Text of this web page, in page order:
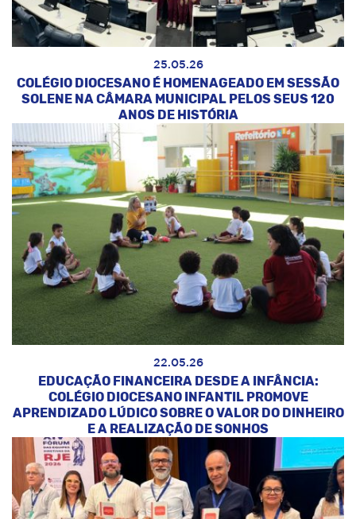
25.05.26
COLÉGIO DIOCESANO É HOMENAGEADO EM SESSÃO
SOLENE NA CÂMARA MUNICIPAL PELOS SEUS 120
ANOS DE HISTÓRIA
22.05.26
EDUCAÇÃO FINANCEIRA DESDE A INFÂNCIA:
COLÉGIO DIOCESANO INFANTIL PROMOVE
APRENDIZADO LÚDICO SOBRE O VALOR DO DINHEIRO
E A REALIZAÇÃO DE SONHOS